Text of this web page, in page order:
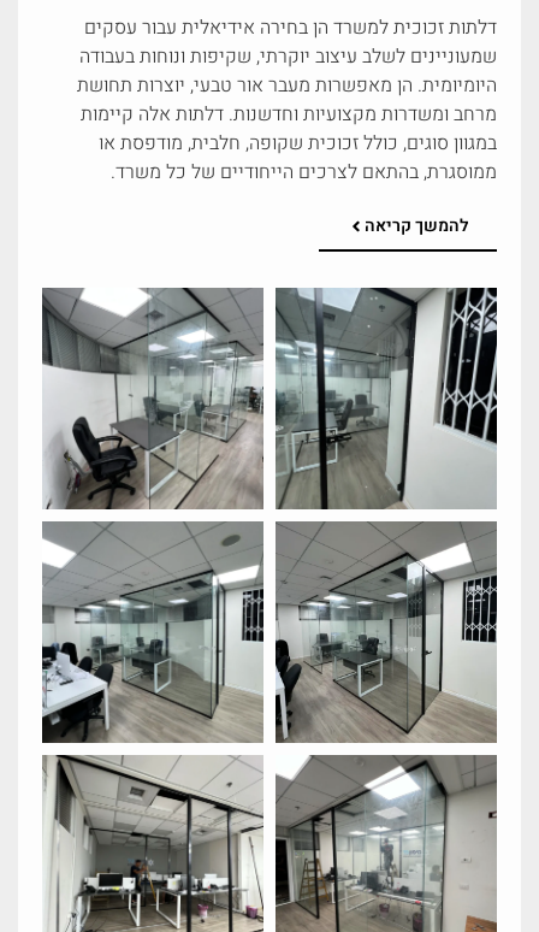
דלתות זכוכית למשרד הן בחירה אידיאלית עבור עסקים
שמעוניינים לשלב עיצוב יוקרתי, שקיפות ונוחות בעבודה
היומיומית. הן מאפשרות מעבר אור טבעי, יוצרות תחושת
מרחב ומשדרות מקצועיות וחדשנות. דלתות אלה קיימות
במגוון סוגים, כולל זכוכית שקופה, חלבית, מודפסת או
ממוסגרת, בהתאם לצרכים הייחודיים של כל משרד.
להמשך קריאה